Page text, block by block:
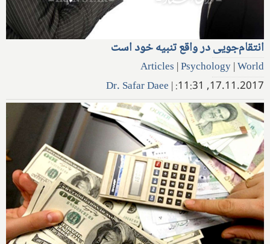
انتقام‌جویی در واقع تنبیه خود است
Articles |Psychology|World
17.11.2017, 11:31:
|
Dr. Safar Daee